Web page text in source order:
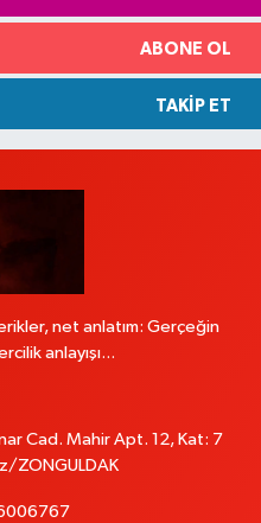
ABONE OL
TAKIP ET
net anlatım: Gerçeğin
anlayışı...
Cad. Mahir Apt. 12, Kat: 7
ZONGULDAK